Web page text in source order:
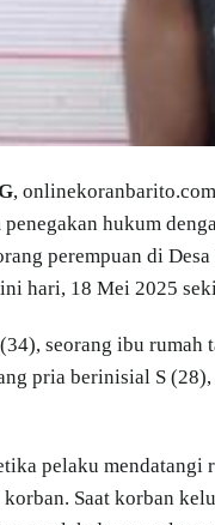
,
hukum
perempuan di
hari, 18 Mei 2025
seorang ibu rumah
pria berinisial S
pelaku mendatangi
Saat korban